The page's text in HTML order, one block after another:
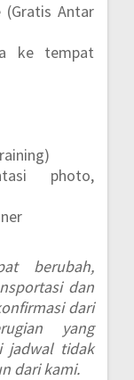
(Gratis Antar
ke tempat
photo,
berubah,
dan
dari
yang
jadwal tidak
dari kami.